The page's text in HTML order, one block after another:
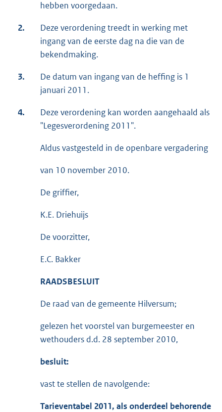
hebben voorgedaan.
2.
Deze verordening treedt in werking met
ingang van de eerste dag na die van de
bekendmaking.
3.
De datum van ingang van de heffing is 1
januari 2011.
4.
Deze verordening kan worden aangehaald als
"Legesverordening 2011".
Aldus vastgesteld in de openbare vergadering
van 10 november 2010.
De griffier,
K.E. Driehuijs
De voorzitter,
E.C. Bakker
RAADSBESLUIT
De raad van de gemeente Hilversum;
gelezen het voorstel van burgemeester en
wethouders d.d. 28 september 2010,
besluit:
vast te stellen de navolgende:
Tarieventabel 2011, als onderdeel behorende